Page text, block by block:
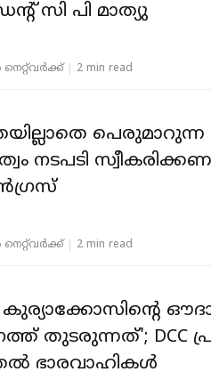
സി പി മാത്യു
നെറ്റ്‌വര്‍ക്ക്‌ 2 min read
പെരുമാറുന്ന
നടപടി
നെറ്റ്‌വര്‍ക്ക്‌ 2 min read
തുടരുന്നത്'; DCC
ഭാരവാഹികൾ